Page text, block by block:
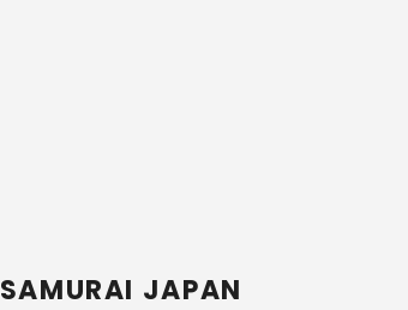
SAMURAI JAPAN